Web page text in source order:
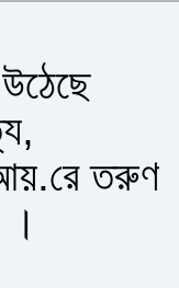
তরুণ